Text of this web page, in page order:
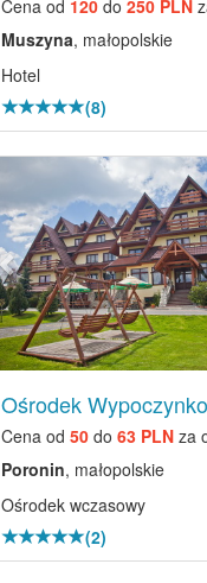
Cena od 120do 250 PLN
Muszyna, małopolskie
Hotel
(8)
Previous
Ośrodek
Cena od 50do 63 PLNza
Poronin, małopolskie
Ośrodek wczasowy
(2)